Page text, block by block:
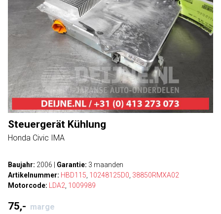
Steuergerät Kühlung
Honda Civic IMA
Baujahr: 2006 Garantie: 3 maanden
Artikelnummer: HBD115 10248125D0 38850RMXA02
Motorcode:
LDA2 1009989
75,- marge